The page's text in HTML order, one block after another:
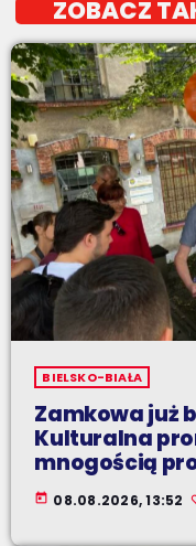
ZOBACZ
BIELSKO-BIAŁA
Zamkowa już
Kulturalna
mnogością
today 08.08.2026, 13:52